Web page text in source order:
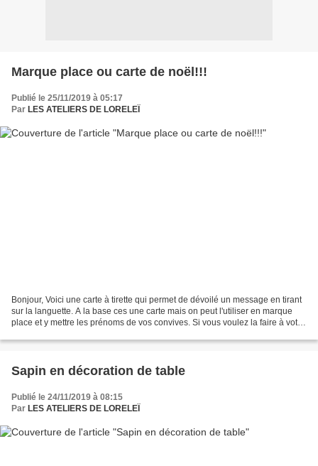
Marque place ou carte de noël!!!
Publié le 25/11/2019 à 05:17
Par LES ATELIERS DE LORELEÏ
Bonjour, Voici une carte à tirette qui permet de dévoilé un message en tirant
sur la languette. A la base ces une carte mais on peut l'utiliser en marque
place et y mettre les prénoms de vos convives. Si vous voulez la faire à votre
Sapin en décoration de table
Publié le 24/11/2019 à 08:15
Par LES ATELIERS DE LORELEÏ